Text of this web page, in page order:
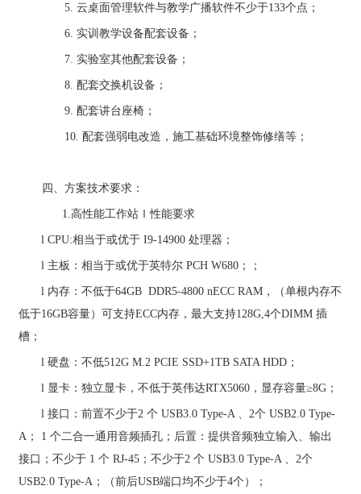
5.云桌面管理软件与教学广播软件不少于133个点；
6. 实训教学设备配套设备；
7. 实验室其他配套设备；
8.配套交换机设备；
9.配套讲台座椅；
10.配套强弱电改造，施工基础环境整饰修缮等；
四、方案技术要求：
1.高性能工作站Ⅰ性能要求
lCPU:相当于或优于I9-14900处理器；
l 主板：相当于或优于英特尔 PCH W680 ；；
l 内存：不低于64GB DDR5-4800 nECC RAM ，（单根内存不
低于16GB容量）可支持ECC内存，最大支持128G,4个DIMM插
槽；
l硬盘：不低512G M.2 PCIE SSD+1TB SATA HDD ；
l 显卡：独立显卡 ，不低于英伟达RTX5060 ， 显存容量≥8G ；
l接口：前置不少于2个USB3.0 Type-A 、2个USB2.0 Type-
A ； 1个二合一通用音频插孔 ； 后置：提供音频独立输入、输出
接口；不少于 1个RJ-45 ；不少于2个USB3.0 Type-A 、2个
USB2.0 Type-A ； （前后USB端口均不少于4个）；